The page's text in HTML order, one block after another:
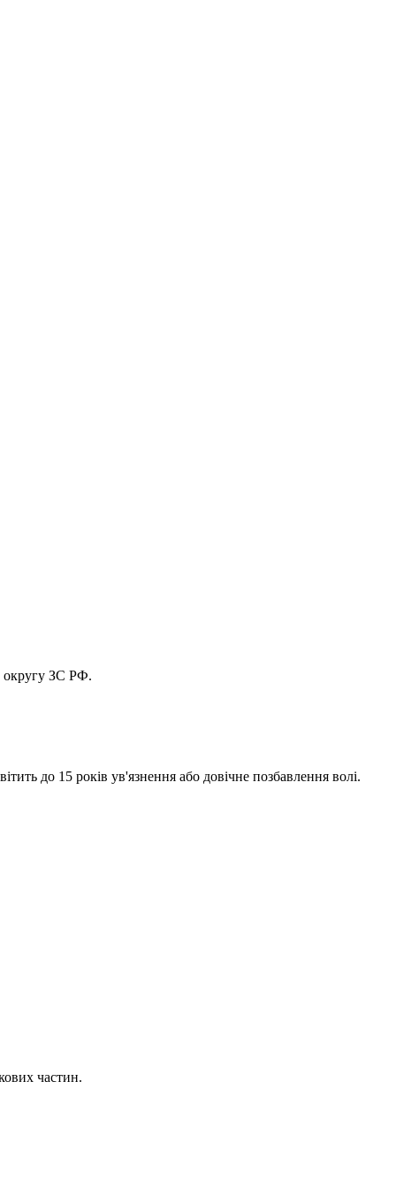
округу ЗС РФ.
до 15 років ув'язнення або довічне позбавлення волі.
частин.